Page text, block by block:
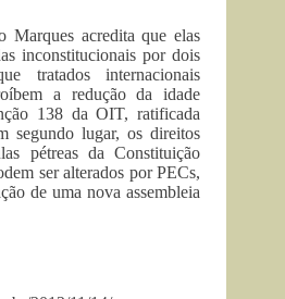
Marques acredita que elas
inconstitucionais por dois
tratados internacionais
a redução da idade
138 da OIT, ratificada
segundo lugar, os direitos
pétreas da Constituição
ser alterados por PECs,
de uma nova assembleia